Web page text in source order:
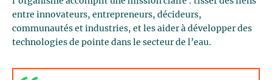
entre innovateurs, entrepreneurs, décideurs,
communautés et industries, et les aider à développer des
technologies de pointe dans le secteur de l’eau.